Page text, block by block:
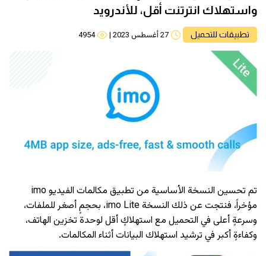
واستهلاك انترتنت أقل، للأندرويد
تطبيقات للتحميل 27 أغسطس 2023 |
4954
تم تحسين النسخة الأساسية من تطبيق مكالمات الفيديو imo
مؤخراً، فنتجت عن ذلك النسخة imo Lite، بحجمٍ أصغر للملفات،
وسرعةٍ أعلى في التحميل مع استهلاكٍ أقل لوحدة تخزين الهاتف،
وكفاءةٍ أكبر في ترشيد استهلاك البيانات أثناء المكالمات.